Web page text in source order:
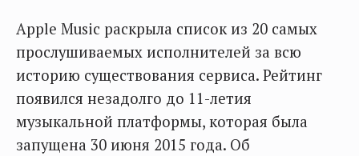
Apple Music раскрыла список из 20 самых
прослушиваемых исполнителей за всю
историю существования сервиса. Рейтинг
появился незадолго до 11-летия
музыкальной платформы, которая была
запущена 30 июня 2015 года. Об